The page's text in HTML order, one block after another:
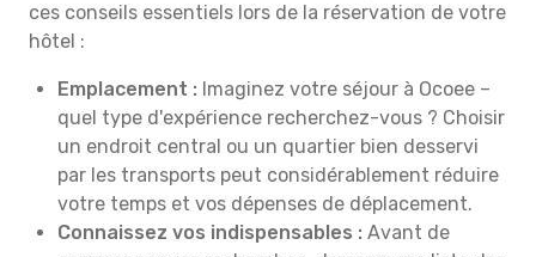
ces conseils essentiels lors de la réservation de votre
hôtel :
Emplacement : Imaginez votre séjour à Ocoee –
quel type d'expérience recherchez-vous ? Choisir
un endroit central ou un quartier bien desservi
par les transports peut considérablement réduire
votre temps et vos dépenses de déplacement.
Connaissez vos indispensables : Avant de